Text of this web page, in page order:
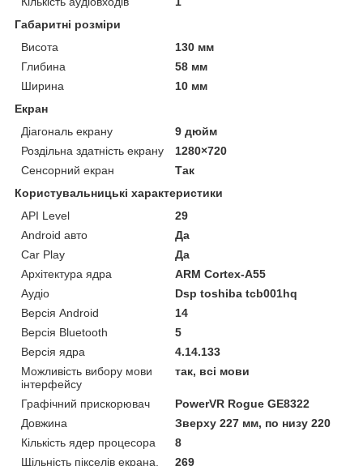
Габаритні розміри
Висота
130 мм
Глибина
58 мм
Ширина
10 мм
Екран
Діагональ екрану
9 дюйм
Роздільна здатність екрану
1280×720
Сенсорний екран
Так
Користувальницькі характеристики
API Level
29
Android авто
Да
Car Play
Да
Архітектура ядра
ARM Cortex-A55
Аудіо
Dsp toshiba tcb001hq
Версія Android
14
Версія Bluetooth
5
Версія ядра
4.14.133
Можливість вибору мови
інтерфейсу
так, всі мови
Графічний прискорювач
PowerVR Rogue GE8322
Довжина
Зверху 227 мм, по низу 220
Кількість ядер процесора
8
Щільність пікселів екрана,
269